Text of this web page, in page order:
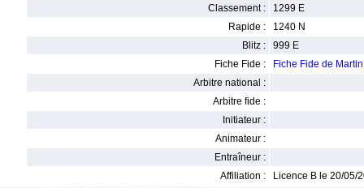
Classement :
1299 E
Rapide :
1240 N
Blitz :
999 E
Fiche Fide :
Fiche Fide de
Arbitre national :
Arbitre fide :
Initiateur :
Animateur :
Entraîneur :
Affiliation :
Licence B le 20/05/